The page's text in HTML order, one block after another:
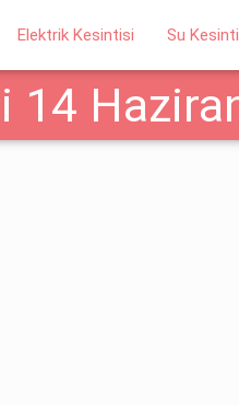
Elektrik Kesintisi Su
14